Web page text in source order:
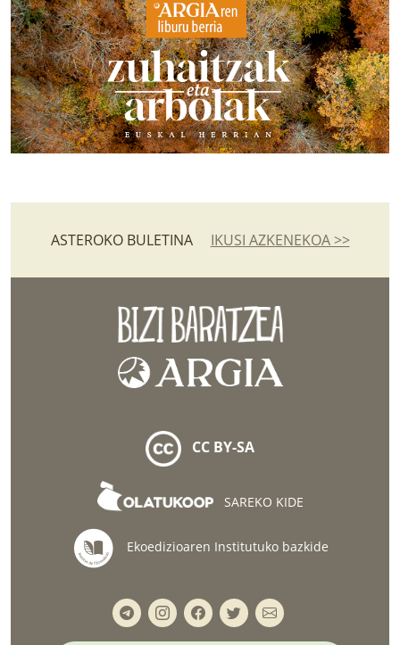
ASTEROKO BULETINA IKUSI AZKENEKOA >>
CC BY-SA
SAREKO KIDE
Ekoedizioaren Institutuko bazkide